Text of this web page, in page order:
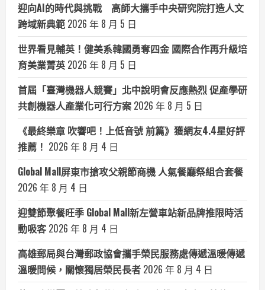
迎向AI的時代與挑戰 高師大攜手中央研究院打造人文
跨域新典範 2026 年 8 月 5 日
世界看見輔英！健美系韓國勇奪四金 國際合作再升級培
育美業菁英 2026 年 8 月 5 日
首屆「臺灣機器人競賽」北中說明會反應熱烈 促產學研
共創機器人產業化可行方案 2026 年 8 月 5 日
《最終樂章 吹響吧！上低音號 前篇》獲網友4.4星好評
推薦！ 2026 年 8 月 4 日
Global Mall屏東市搶攻父親節商機 人氣餐廳祭組合套餐
2026 年 8 月 4 日
迎雙節聚餐旺季 Global Mall新左營車站新品牌推限時活
動吸客 2026 年 8 月 4 日
高雄郵局與台灣郵政協會攜手榮民服務處傳遞溫暖傳遞
溫暖問候，關懷獨居榮民長者 2026 年 8 月 4 日